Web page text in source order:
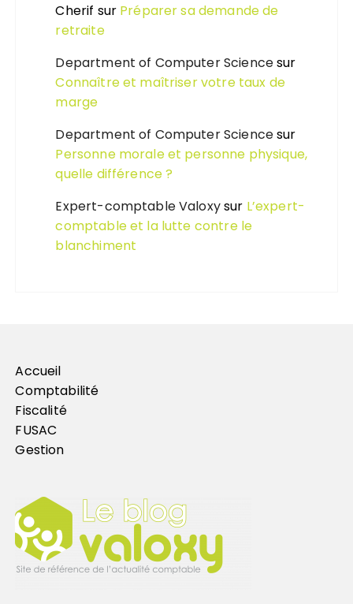
Cherif sur Préparer sa demande de
retraite
Department of Computer Sciencesur
Connaître et maîtriser votre taux de
marge
Department of Computer Sciencesur
Personne morale et personne physique,
quelle différence ?
Expert-comptable Valoxysur L’expert-
comptable et la lutte contre le
blanchiment
Accueil
Comptabilité
Fiscalité
FUSAC
Gestion